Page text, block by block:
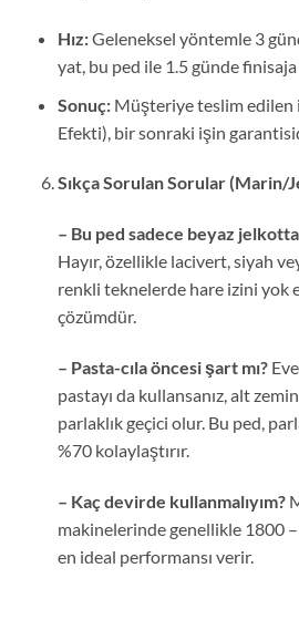
Hız:Geleneksel yöntemle 3
yat, bu ped ile 1.5 günde finisaja
Sonuç:Müşteriye teslim edilen
Efekti), bir sonraki işin
Sıkça Sorulan Sorular (Marin/
– Bu ped sadece beyaz jelkotta
Hayır, özellikle lacivert, siyah
renkli teknelerde hare izini yok
çözümdür.
– Pasta-cıla öncesi şart mı?
pastayı da kullansanız, alt
parlaklık geçici olur. Bu ped,
%70 kolaylaştırır.
– Kaç devirde kullanmalıyım?
makinelerinde genellikle 1800 –
en ideal performansı verir.